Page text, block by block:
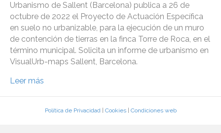
Urbanismo de Sallent (Barcelona) publica a 26 de
octubre de 2022 el Proyecto de Actuación Específica
en suelo no urbanizable, para la ejecución de un muro
de contención de tierras en la finca Torre de Roca, en el
término municipal. Solicita un informe de urbanismo en
VisualUrb-maps Sallent, Barcelona.
Leer más
Política de Privacidad| Cookies| Condiciones web